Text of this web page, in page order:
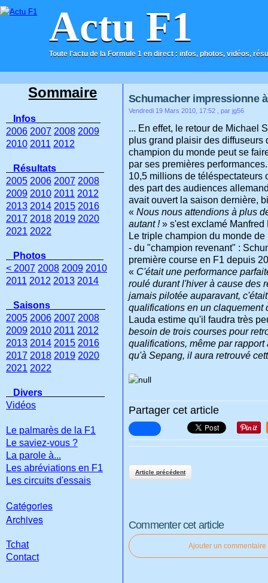
Actu F1
Toute l'actu de la Formule 1 en direct : infos, photos, vidéos,
ACCUEIL CONTACT
Schumacher impressionne
Vendredi 19 Mars 2010, 17:52 , par jg56
... En effet, le retour de Michael
plus grand plaisir des diffuseurs
champion du monde peut se
par ses premières performances.
10,5 millions de téléspectateurs
des part des audiences
avait ouvert la saison dernière,
« Nous nous attendions à plus
autant !» s'est exclamé Manfred
Le triple champion du monde
- du "champion revenant" :
première course en F1 depuis
« C'était une performance
roulé durant l'hiver à cause des
jamais pilotée auparavant,
qualifications en un claquement
Lauda estime qu'il faudra très
besoin de trois courses pour
qualifications, même par
qu'à Sepang, il aura retrouvé
Partager cet article
Article précédent
Commenter cet article
Ajouter un commentaire
Sommaire
Infos
2006 2007 2008 2009
2010 2011 2012
Résultats
2005 2006 2007 2008
2009 2010 2011 2012
2013 2014 2015 2016
2017 2018 2019 2020
2021 2022
Photos
< 2007 2008 2009 2010
2011 2012 2013 2014
Saisons
2005 2006 2007 2008
2009 2010 2011 2012
2013 2014 2015 2016
2017 2018 2019 2020
2021 2022
Divers
Vidéos
Le palmarès de la F1
Le saviez-vous ?
La parole à...
Les abréviations en F1
Les circuits d'essais
Catégories
Archives
Tchat
Contact